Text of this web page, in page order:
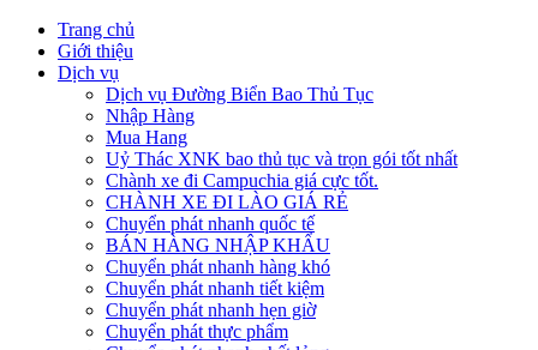
Trang chủ
Giới thiệu
Dịch vụ
Dịch vụ Đường Biển Bao Thủ Tục
Nhập Hàng
Mua Hang
Uỷ Thác XNK bao thủ tục và trọn gói tốt nhất
Chành xe đi Campuchia giá cực tốt.
CHÀNH XE ĐI LÀO GIÁ RẺ
Chuyển phát nhanh quốc tế
BÁN HÀNG NHẬP KHẨU
Chuyển phát nhanh hàng khó
Chuyển phát nhanh tiết kiệm
Chuyển phát nhanh hẹn giờ
Chuyển phát thực phẩm